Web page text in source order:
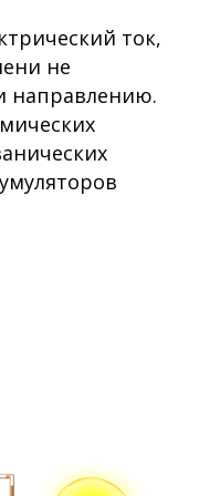
ток,
не
направлению.